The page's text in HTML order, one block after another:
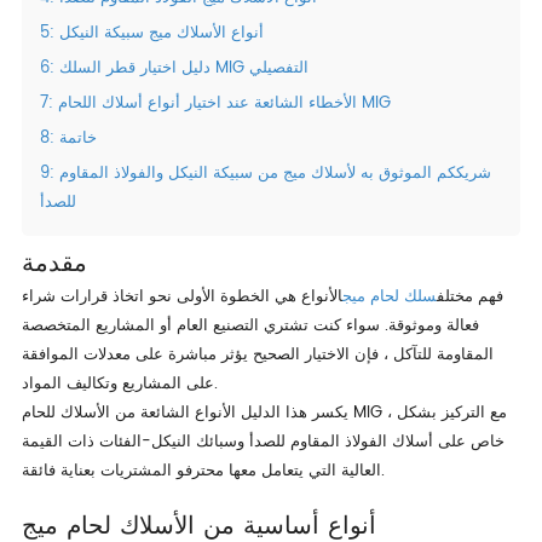
5: أنواع الأسلاك ميج سبيكة النيكل
6: دليل اختيار قطر السلك MIG التفصيلي
7: الأخطاء الشائعة عند اختيار أنواع أسلاك اللحام MIG
8: خاتمة
9: شريككم الموثوق به لأسلاك ميج من سبيكة النيكل والفولاذ المقاوم
للصدأ
مقدمة
فهم مختلفسلك لحام ميجالأنواع هي الخطوة الأولى نحو اتخاذ قرارات شراء
فعالة وموثوقة. سواء كنت تشتري التصنيع العام أو المشاريع المتخصصة
المقاومة للتآكل ، فإن الاختيار الصحيح يؤثر مباشرة على معدلات الموافقة
على المشاريع وتكاليف المواد.
يكسر هذا الدليل الأنواع الشائعة من الأسلاك للحام MIG ، مع التركيز بشكل
خاص على أسلاك الفولاذ المقاوم للصدأ وسبائك النيكل-الفئات ذات القيمة
العالية التي يتعامل معها محترفو المشتريات بعناية فائقة.
أنواع أساسية من الأسلاك لحام ميج